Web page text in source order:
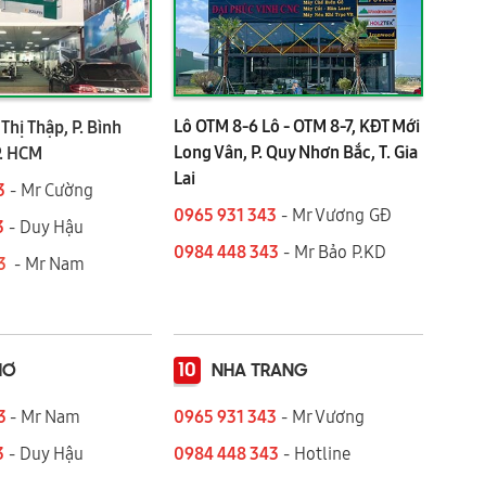
Thập, P. Bình
HCM
- Mr Cường
- Duy Hậu
- Mr Nam
Lô OTM 8-6 Lô - OTM 8-7, KĐT Mới
Long Vân, P. Quy Nhơn Bắc, T. Gia
Lai
0965 931 343 - Mr Vương GĐ
0984 448 343 - Mr Bảo P.KD
- Mr Nam
- Duy Hậu
10 NHA TRANG
0965 931 343 - Mr Vương
0984 448 343 - Hotline